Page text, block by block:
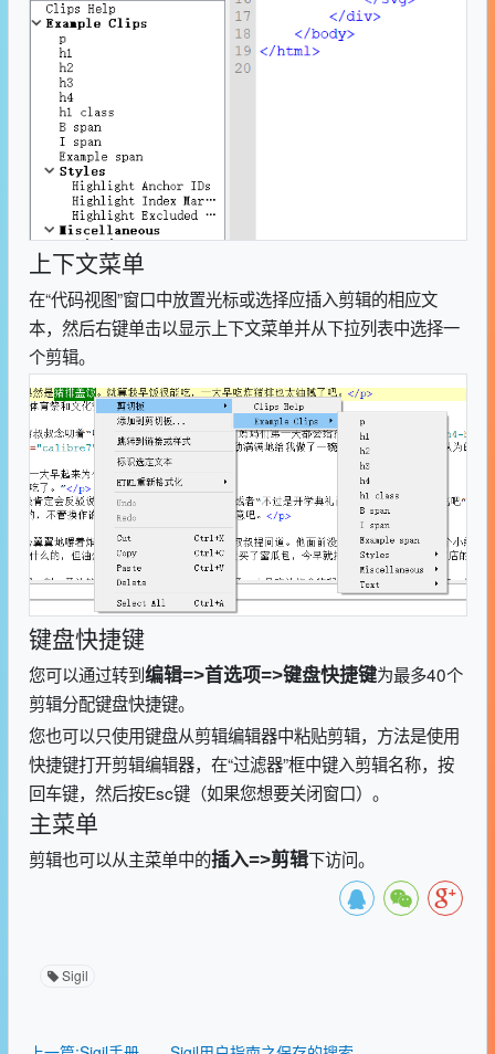
上下文菜单
在“代码视图”窗口中放置光标或选择应插入剪辑的相应文
本，然后右键单击以显示上下文菜单并从下拉列表中选择一
个剪辑。
键盘快捷键
您可以通过转到编辑=>首选项=>键盘快捷键为最多40个
剪辑分配键盘快捷键。
您也可以只使用键盘从剪辑编辑器中粘贴剪辑，方法是使用
快捷键打开剪辑编辑器，在“过滤器”框中键入剪辑名称，按
回车键，然后按Esc键（如果您想要关闭窗口）。
主菜单
剪辑也可以从主菜单中的插入=>剪辑下访问。
Sigil